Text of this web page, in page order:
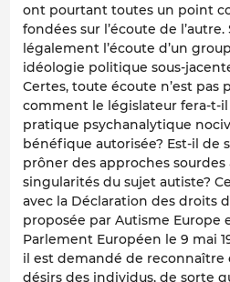
ont pourtant toutes un point
fondées sur l’écoute de
légalement l’écoute d’un
idéologie politique sous-
Certes, toute écoute n’est pas
comment le législateur fera-t-
pratique psychanalytique
bénéfique autorisée? Est-il de
prôner des approches sourdes
singularités du sujet autiste?
avec la Déclaration des droits
proposée par Autisme Europe
Parlement Européen le 9 mai
il est demandé de reconnaître
désirs des individus, de sorte